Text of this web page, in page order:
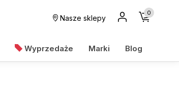
Nasze sklepy
0
Wyprzedaże Marki Blog